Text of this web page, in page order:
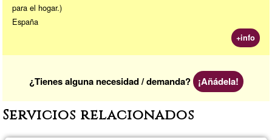
para el hogar.)
España
+info
¿Tienes alguna necesidad / demanda? ¡Añádela!
Servicios relacionados